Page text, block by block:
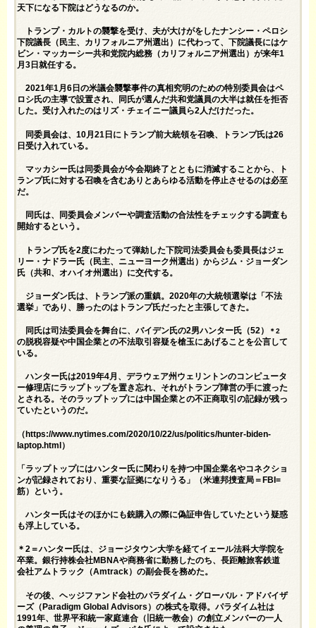
天下になる下院はどうなるのか。
トランプ・カルトの襲撃を受け、夫が大けがをしたナンシー・ペロシ
下院議長（民主、カリフォルニア州選出）に代わって、下院議長にはケ
ビン・マッカーシー共和党院内総務（カリフォルニア州選出）が来年1
月3日就任する。
2021年1月6日の米議会襲撃事件の真相究明のための特別委員会はペ
ロシ氏の主導で設置され、同氏が選んだ共和党議員の大半は就任を拒否
した。受け入れたのはリズ・チェイニー議員ら2人だけだった。
同委員会は、10月21日にトランプ前大統領を召喚、トランプ氏は26
日受け入れている。
マッカシー氏は同委員会が今会期終了とともに消滅することから、ト
ランプ氏に対する召喚を含むありとあらゆる活動を停止させるのは必至
だ。
同氏は、同委員会メンバーや調査活動の合法性をチェックする調査も
開始するという。
トランプ氏を2度にわたって弾劾した下院司法委員会も委員長はジェ
リー・ナドラー氏（民主、ニューヨーク州選出）からジム・ジョーダン
氏（共和、オハイオ州選出）に交代する。
ジョーダン氏は、トランプ派の重鎮。2020年の大統領選挙は「不法
選挙」であり、勝ったのはトランプ氏だったと主張してきた。
同氏は司法委員会を舞台に、バイデン氏の2男ハンター氏（52） ＊2
の脱税容疑や中国企業との不法取引容疑を槍玉にあげることを公言して
いる。
ハンター氏は2019年4月、デラウェア州ウェリントンのコンピュータ
ー修理店にラップトップを置き忘れ、それがトランプ陣営の手に渡った
とされる。そのラップトップには中国企業との不正商取引の記録が残っ
ていたというのだ。
（ https://www.nytimes.com/2020/10/22/us/politics/hunter-biden-
laptop.html ）
「ラップトップにはハンター氏に関わりを持つ中国企業名やコネクショ
ンが記録されており、重要な証拠になりうる」（米連邦捜査局＝FBI=
筋）という。
ハンター氏はそのほかにも銃購入の際に偽証申告していたという疑惑
も浮上している。
＊2＝ハンター氏は、ジョージタウン大学を経てイェール法科大学院を
卒業。銀行持株会社MBNAや商務省に勤務したのち、長距離旅客鉄道
会社アムトラック（Amtrack）の副会長を務めた。
その後、ヘッジファンド会社のパラダイム・グローバル・アドバイザ
ーズ（Paradigm Global Advisors）の株式を取得。パラダイム社は
1991年、世界平和統一家庭連合（旧統一教会）の創立メンバーの一人